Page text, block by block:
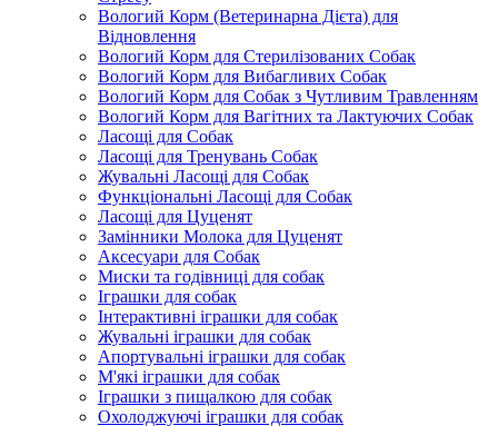
Вологий Корм (Ветеринарна Дієта) для
Відновлення
Вологий Корм для Стерилізованих Собак
Вологий Корм для Вибагливих Собак
Вологий Корм для Собак з Чутливим Травленням
Вологий Корм для Вагітних та Лактуючих Собак
Ласощі для Собак
Ласощі для Тренувань Собак
Жувальні Ласощі для Собак
Функціональні Ласощі для Собак
Ласощі для Цуценят
Замінники Молока для Цуценят
Аксесуари для Собак
Миски та годівниці для собак
Іграшки для собак
Інтерактивні іграшки для собак
Жувальні іграшки для собак
Апортувальні іграшки для собак
М'які іграшки для собак
Іграшки з пищалкою для собак
Охолоджуючі іграшки для собак